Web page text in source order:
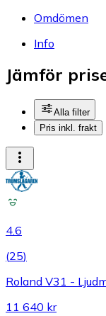
Omdömen
Info
Jämför
Alla filter
Pris inkl. frakt
4.6
(25)
Roland V31 -
11 640 kr